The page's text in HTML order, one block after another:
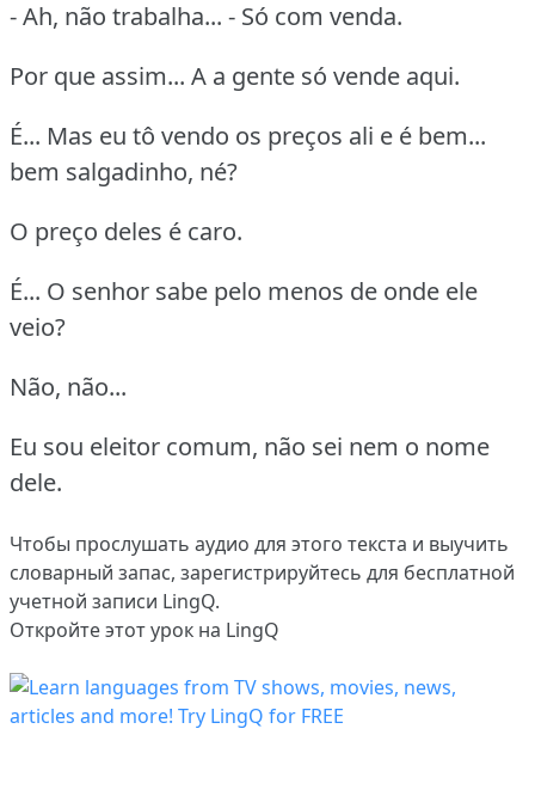
- Ah, não trabalha... - Só com venda.
Por que assim... A a gente só vende aqui.
É... Mas eu tô vendo os preços ali e é bem...
bem salgadinho, né?
O preço deles é caro.
É... O senhor sabe pelo menos de onde ele
veio?
Não, não...
Eu sou eleitor comum, não sei nem o nome
dele.
Чтобы прослушать аудио для этого текста и выучить
словарный запас, зарегистрируйтесь для бесплатной
учетной записи LingQ.
Откройте этот урок на LingQ